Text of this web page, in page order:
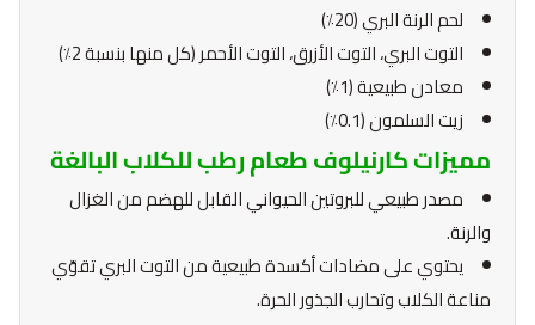
لحم الرنة البري (20٪)
التوت البري، التوت الأزرق، التوت الأحمر (كل منها بنسبة 2٪)
معادن طبيعية (1٪)
زيت السلمون (0.1٪)
مميزات كارنيلوف طعام رطب للكلاب البالغة
مصدر طبيعي للبروتين الحيواني القابل للهضم من الغزال
والرنة.
يحتوي على مضادات أكسدة طبيعية من التوت البري تقوّي
مناعة الكلاب وتحارب الجذور الحرة.